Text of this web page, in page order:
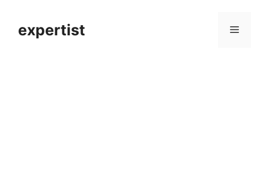
expertist 메